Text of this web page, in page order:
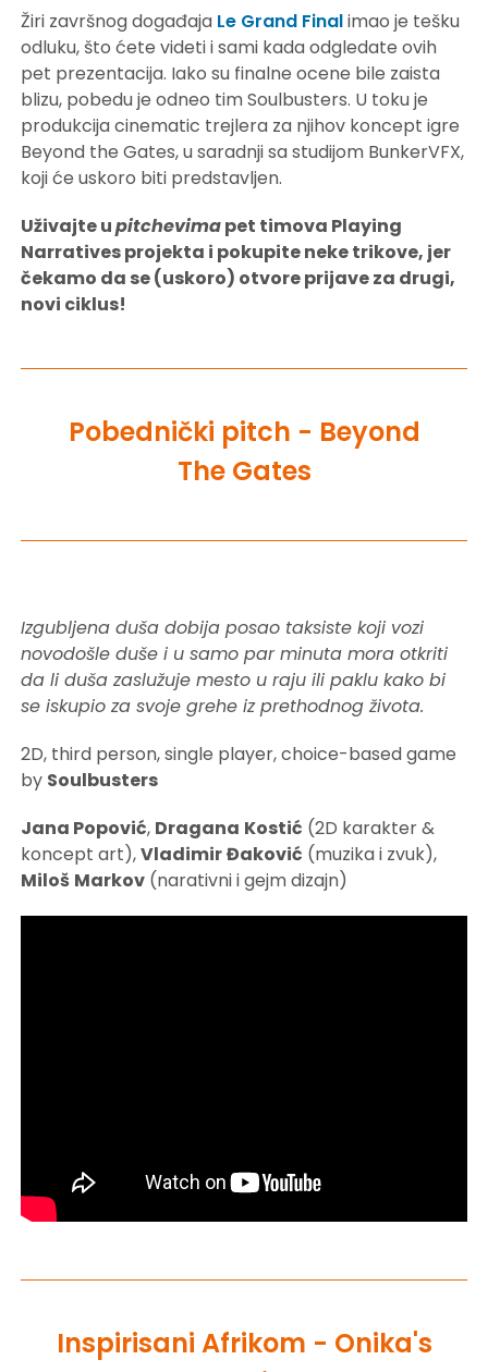
Žiri završnog događaja Le Grand Finalimao je tešku
odluku, što ćete videti i sami kada odgledate ovih
pet prezentacija. Iako su finalne ocene bile zaista
blizu, pobedu je odneo tim Soulbusters. U toku je
produkcija cinematic trejlera za njihov koncept igre
Beyond the Gates, u saradnji sa studijom BunkerVFX,
koji će uskoro biti predstavljen.
Uživajte upitchevimapet timova Playing
Narratives projekta i pokupite neke trikove, jer
čekamo da se (uskoro) otvore prijave za drugi,
novi ciklus!
Pobednički pitch - Beyond
The Gates
Izgubljena duša dobija posao taksiste koji vozi
novodošle duše i u samo par minuta mora otkriti
da li duša zaslužuje mesto u raju ili paklu kako bi
se iskupio za svoje grehe iz prethodnog života.
2D, third person, single player, choice-based game
by Soulbusters
Jana Popović, Dragana Kostić (2D karakter &
koncept art),VladimirĐaković (muzika i zvuk),
Miloš Markov (narativni i gejm dizajn)
Inspirisani Afrikom - Onika's